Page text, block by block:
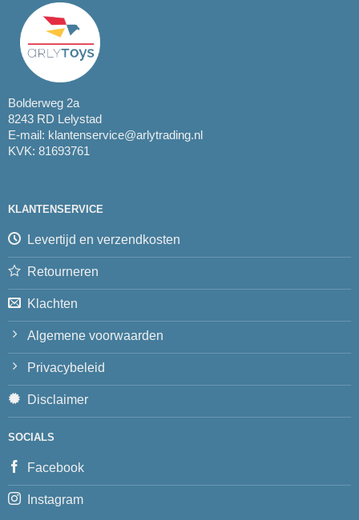
Bolderweg 2a
8243 RD Lelystad
E-mail: klantenservice@arlytrading.nl
KVK: 81693761
KLANTENSERVICE
Levertijd en verzendkosten
Retourneren
Klachten
Algemene voorwaarden
Privacybeleid
Disclaimer
SOCIALS
Facebook
Instagram